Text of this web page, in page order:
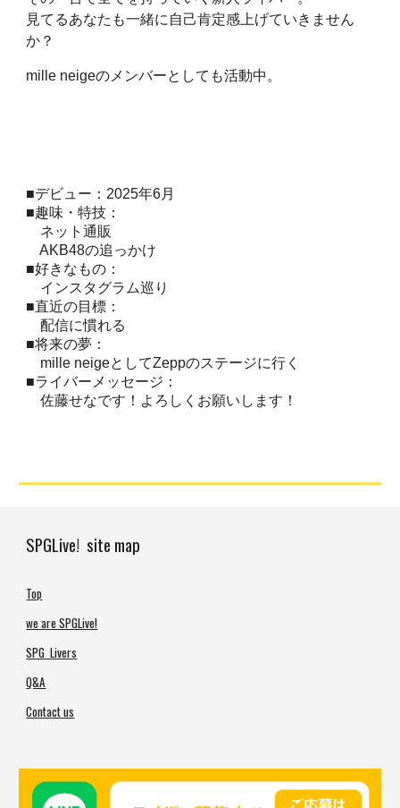
見てるあなたも一緒に自己肯定感上げていきません
か？
mille neigeのメンバーとしても活動中。
■デビュー：2025年6月
■趣味・特技：
ネット通販
AKB48の追っかけ
■好きなもの：
インスタグラム巡り
■直近の目標：
配信に慣れる
■将来の夢：
mille neigeとしてZeppのステージに行く
■ライバーメッセージ：
佐藤せなです！よろしくお願いします！
SPGLive! site map
Top
we are SPGLive!
SPG Livers
Q&A
Contact us